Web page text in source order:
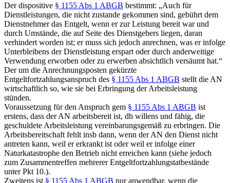
Der dispositive § 1155 Abs 1 ABGB bestimmt: „Auch für
Dienstleistungen, die nicht zustande gekommen sind, gebührt dem
Dienstnehmer das Entgelt, wenn er zur Leistung bereit war und
durch Umstände, die auf Seite des Dienstgebers liegen, daran
verhindert worden ist; er muss sich jedoch anrechnen, was er infolge
Unterbleibens der Dienstleistung erspart oder durch anderweitige
Verwendung erworben oder zu erwerben absichtlich versäumt hat.“
Der um die Anrechnungsposten gekürzte
Entgeltfortzahlungsanspruch des § 1155 Abs 1 ABGB stellt die AN
wirtschaftlich so, wie sie bei Erbringung der Arbeitsleistung
stünden.
Voraussetzung für den Anspruch gem § 1155 Abs 1 ABGB ist
erstens, dass der AN arbeitsbereit ist, dh willens und fähig, die
geschuldete Arbeitsleistung vereinbarungsgemäß zu erbringen. Die
Arbeitsbereitschaft fehlt insb dann, wenn der AN den Dienst nicht
antreten kann, weil er erkrankt ist oder weil er infolge einer
Naturkatastrophe den Betrieb nicht erreichen kann (siehe jedoch
zum Zusammentreffen mehrerer Entgeltfortzahlungstatbestände
unter Pkt 10.).
Zweitens ist § 1155 Abs 1 ABGB nur anwendbar, wenn die